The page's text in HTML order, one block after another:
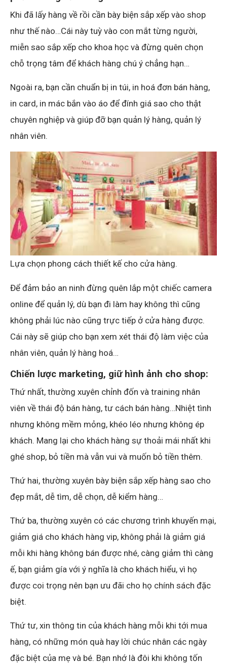
Khi đã lấy hàng về rồi cần bày biện sắp xếp vào shop
như thế nào…Cái này tuỳ vào con mắt từng người,
miễn sao sắp xếp cho khoa học và đừng quên chọn
chỗ trọng tâm để khách hàng chú ý chẳng hạn…
Ngoài ra, bạn cần chuẩn bị in túi, in hoá đơn bán hàng,
in card, in mác bắn vào áo để đính giá sao cho thật
chuyên nghiệp và giúp đỡ bạn quản lý hàng, quản lý
nhân viên.
Lựa chọn phong cách thiết kế cho cửa hàng.
Để đảm bảo an ninh đừng quên lắp một chiếc camera
online để quản lý, dù bạn đi làm hay không thì cũng
không phải lúc nào cũng trực tiếp ở cửa hàng được.
Cái này sẽ giúp cho bạn xem xét thái độ làm việc của
nhân viên, quản lý hàng hoá…
Chiến lược marketing, giữ hình ảnh cho shop:
Thứ nhất, thường xuyên chỉnh đốn và training nhân
viên về thái độ bán hàng, tư cách bán hàng…Nhiệt tình
nhưng không mềm mỏng, khéo léo nhưng không ép
khách. Mang lại cho khách hàng sự thoải mái nhất khi
ghé shop, bỏ tiền mà vẫn vui và muốn bỏ tiền thêm.
Thứ hai, thường xuyên bày biện sắp xếp hàng sao cho
đẹp mắt, dễ tìm, dễ chọn, dễ kiểm hàng…
Thứ ba, thường xuyên có các chương trình khuyến mại,
giảm giá cho khách hàng vip, không phải là giảm giá
mỗi khi hàng không bán được nhé, càng giảm thì càng
ế, bạn giảm gía với ý nghĩa là cho khách hiểu, vì họ
được coi trọng nên bạn ưu đãi cho họ chính sách đặc
biệt.
Thứ tư, xin thông tin của khách hàng mỗi khi tới mua
hàng, có những món quà hay lời chúc nhân các ngày
đặc biệt của mẹ và bé. Bạn nhớ là đôi khi không tốn